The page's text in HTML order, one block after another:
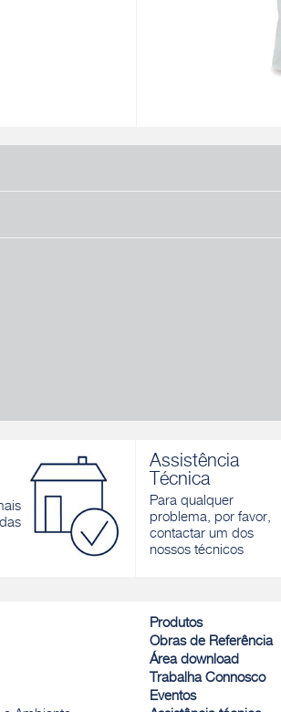
Assistência
Técnica
Para qualquer
problema, por favor,
contactar um dos
nossos técnicos
Produtos
Obras de Referência
Área download
Trabalha Connosco
Eventos